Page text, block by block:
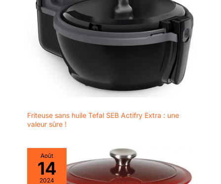
Friteuse sans huile Tefal SEB Actifry Extra : une
valeur sûre !
Août
14
2024